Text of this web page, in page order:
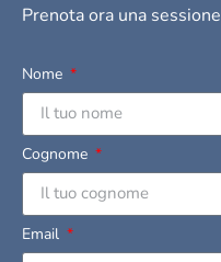
Prenota ora una
Nome
Cognome
Email